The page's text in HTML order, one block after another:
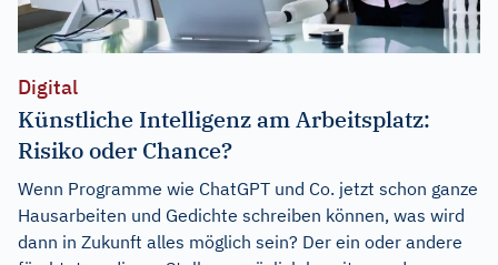
Digital
Künstliche Intelligenz am Arbeitsplatz:
Risiko oder Chance?
Wenn Programme wie ChatGPT und Co. jetzt schon ganze
Hausarbeiten und Gedichte schreiben können, was wird
dann in Zukunft alles möglich sein? Der ein oder andere